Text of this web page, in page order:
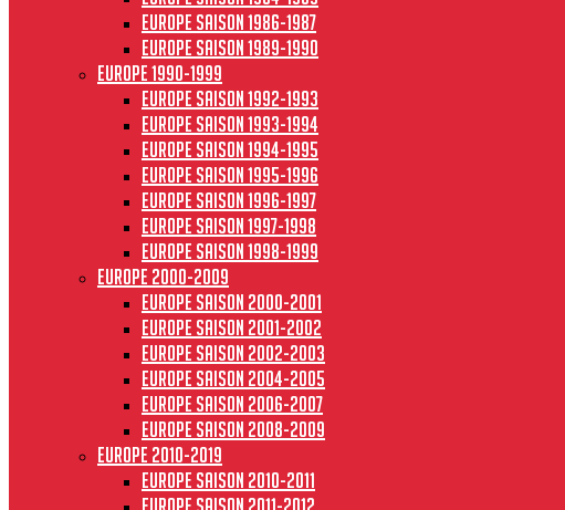
Europe saison 1986-1987
Europe saison 1989-1990
Europe 1990-1999
Europe saison 1992-1993
Europe saison 1993-1994
Europe saison 1994-1995
Europe saison 1995-1996
Europe saison 1996-1997
Europe Saison 1997-1998
Europe saison 1998-1999
Europe 2000-2009
Europe saison 2000-2001
Europe saison 2001-2002
Europe saison 2002-2003
Europe saison 2004-2005
Europe saison 2006-2007
Europe saison 2008-2009
Europe 2010-2019
Europe saison 2010-2011